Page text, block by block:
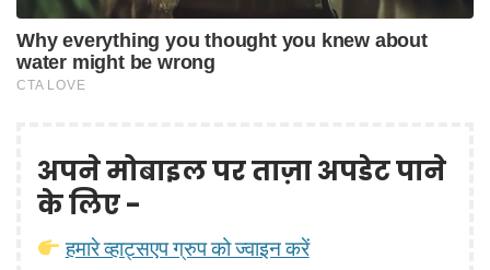
अपने मोबाइल पर ताज़ा अपडेट पाने
के लिए -
हमारे व्हाट्सएप ग्रुप को ज्वाइन करें